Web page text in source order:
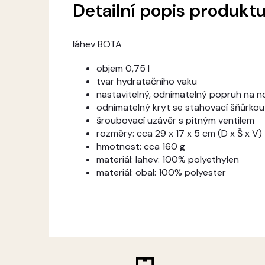
Detailní popis
láhev BOTA
objem 0,75 l
tvar hydratačního vaku
nastavitelný, odnímatelný popruh na
odnímatelný kryt se stahovací šňůrkou
šroubovací uzávěr s pitným ventilem
rozměry: cca 29 x 17 x 5 cm (D x Š x V)
hmotnost: cca 160 g
materiál: lahev: 100% polyethylen
materiál: obal: 100% polyester